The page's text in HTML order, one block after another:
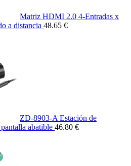
Matriz HDMI 2.0 4-Entradas x
a distancia 48.65 €
ZD-8903-A Estación de
abatible 46.80 €